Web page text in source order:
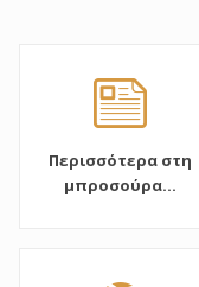
Περισσότερα στη
μπροσούρα...